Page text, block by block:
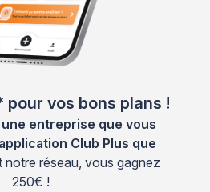
pour vos bons plans !
entreprise que vous
Club Plus que
notre réseau, vous gagnez
250€ !